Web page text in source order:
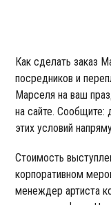
Как сделать заказ
посредников и
Марселя на ваш
на сайте. Сообщите:
этих условий
Стоимость
корпоративном
менеждер артиста